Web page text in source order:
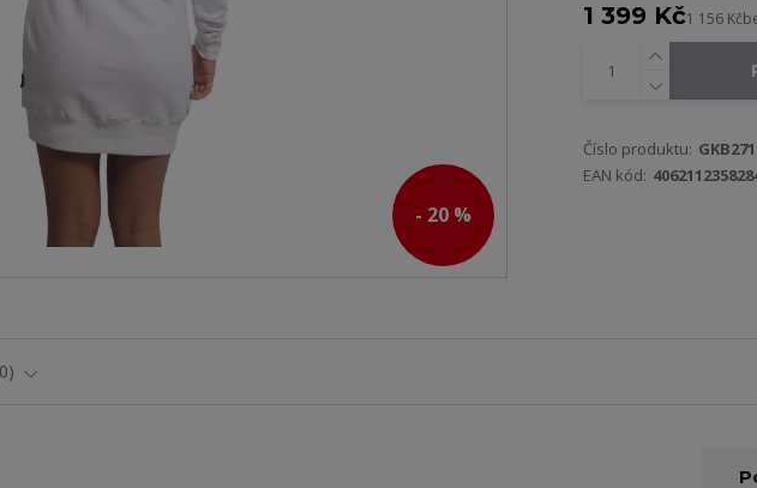
- 20 %
1 399 Kč1 156 Kč
Číslo produktu:
EAN kód:
0